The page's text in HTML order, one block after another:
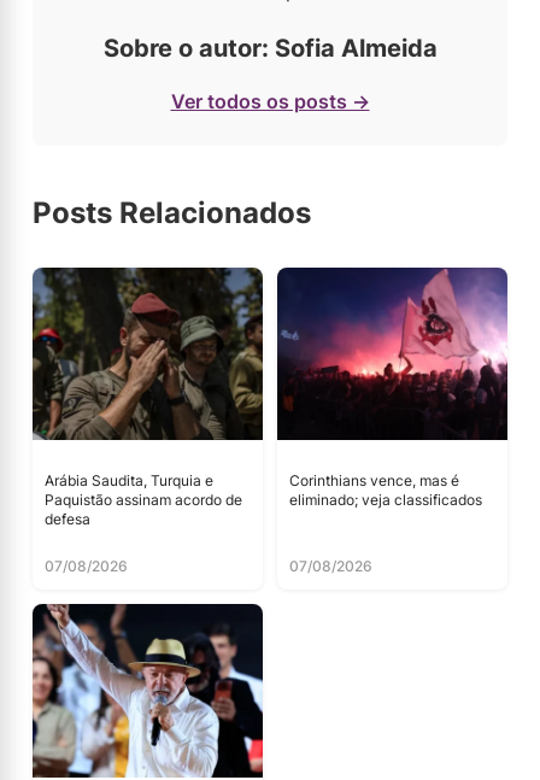
Sobre o autor: Sofia Almeida
Ver todos os posts →
Posts Relacionados
Arábia Saudita, Turquia e
Paquistão assinam acordo de
defesa
07/08/2026
Corinthians vence, mas é
eliminado; veja classificados
07/08/2026